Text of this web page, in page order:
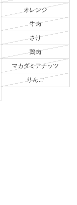
オレンジ
牛肉
さけ
鶏肉
マカダミアナッツ
りんご